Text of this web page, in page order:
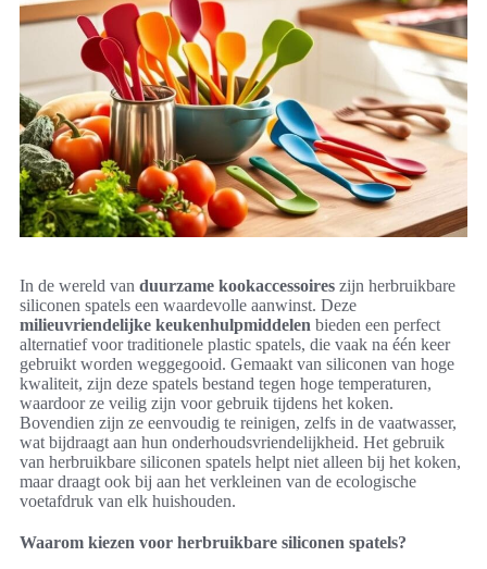
In de wereld van duurzame kookaccessoires zijn herbruikbare
siliconen spatels een waardevolle aanwinst. Deze
milieuvriendelijke keukenhulpmiddelen bieden een perfect
alternatief voor traditionele plastic spatels, die vaak na één keer
gebruikt worden weggegooid. Gemaakt van siliconen van hoge
kwaliteit, zijn deze spatels bestand tegen hoge temperaturen,
waardoor ze veilig zijn voor gebruik tijdens het koken.
Bovendien zijn ze eenvoudig te reinigen, zelfs in de vaatwasser,
wat bijdraagt aan hun onderhoudsvriendelijkheid. Het gebruik
van herbruikbare siliconen spatels helpt niet alleen bij het koken,
maar draagt ook bij aan het verkleinen van de ecologische
voetafdruk van elk huishouden.
Waarom kiezen voor herbruikbare siliconen spatels?